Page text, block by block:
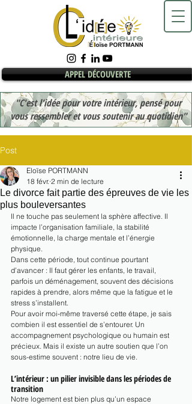
APPEL DÉCOUVERTE
"C'est l'idée pour votre intérieur, pensé pour
vous ressembler et vous soutenir au quotidien"
Post
Le divorce fait partie des épreuves de vie les
plus bouleversantes
Eloïse PORTMANN
18 févr. 2 min de lecture
Il ne touche pas seulement la sphère affective. Il
impacte l’organisation familiale, la stabilité
émotionnelle, la charge mentale et l’énergie
physique.
Dans cette période, tout continue pourtant
d’avancer : Il faut gérer les enfants, le travail,
parfois un déménagement, souvent des décisions
rapides à prendre, alors même que la fatigue et le
stress s’installent.
Pour avoir moi-même traversé cette étape, je sais
combien il est essentiel de s’entourer. Un
accompagnement psychologique ou humain est
précieux. Mais il existe un autre soutien que l’on
sous-estime souvent : notre lieu de vie.
L’intérieur : un pilier invisible dans les périodes de
transition
Notre logement est bien plus qu’un espace